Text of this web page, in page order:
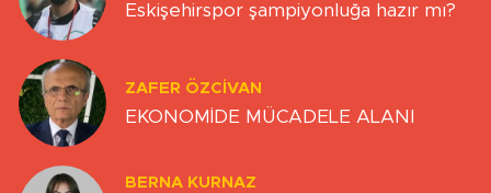
Eskişehirspor şampiyonluğa hazır mı?
ZAFER ÖZCIVAN
EKONOMİDE MÜCADELE ALANI
BERNA KURNAZ